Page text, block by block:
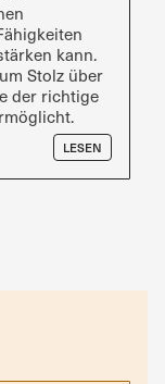
kann.
Stolz über
der richtige
LESEN